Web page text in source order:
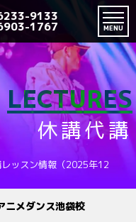
9133
1767 MENU
LECTURES
休講代講
ッスン情報（2025年12
ニメダンス池袋校